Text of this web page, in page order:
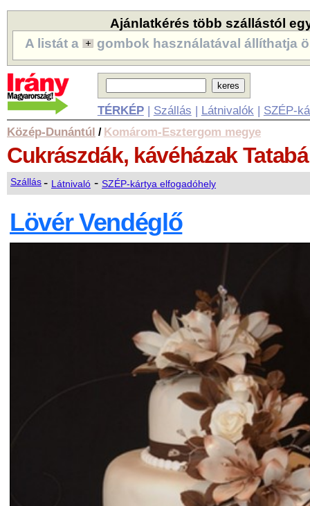
Ajánlatkérés több szállástól
A listát a
gombok használatával állíthatja
TÉRKÉP| Szállás | Látnivalók | SZÉP-
Közép-Dunántúl / Komárom-Esztergom megye
Cukrászdák, kávéházak
Szállás- Látnivaló - SZÉP-kártya elfogadóhely
Lövér Vendéglő